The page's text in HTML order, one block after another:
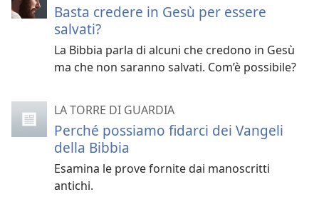
Basta credere in Gesù per essere
salvati?
La Bibbia parla di alcuni che credono in Gesù
ma che non saranno salvati. Com’è possibile?
LA TORRE DI GUARDIA
Perché possiamo fidarci dei Vangeli
della Bibbia
Esamina le prove fornite dai manoscritti
antichi.